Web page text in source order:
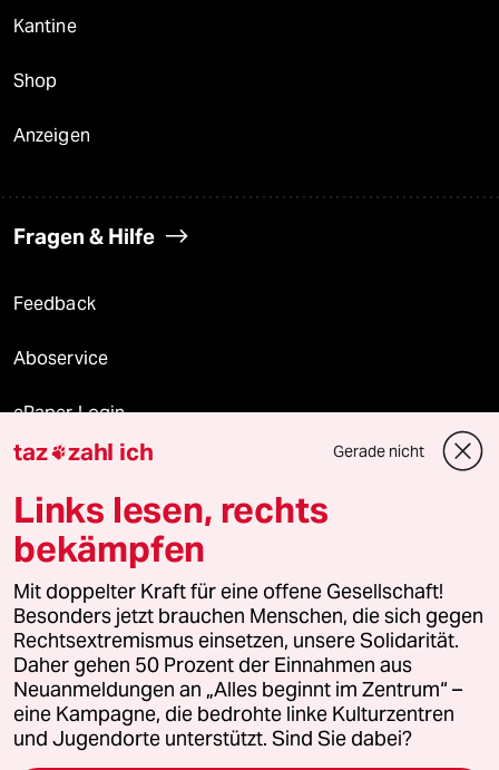
Kantine
Shop
Anzeigen
Fragen & Hilfe
Feedback
Aboservice
ePaper Login
Downloads für Abonnierende
© 2026 taz Verlags und Vertriebs GmbH
Alle Rechte vorbehalten. Bei rechtlichen Fragen oder für Genehmigungen
wenden Sie sich bitte an lizenzen@taz.de
Feedback Redaktionsstatut Kommune-Richtlinien
Leitlinie Informant Datenschutz Impressum AGB
taz zahl ich Gerade nicht
Links lesen, rechts
bekämpfen
Mit doppelter Kraft für eine offene Gesellschaft!
Besonders jetzt brauchen Menschen, die sich gegen
Rechtsextremismus einsetzen, unsere Solidarität.
Daher gehen 50 Prozent der Einnahmen aus
Neuanmeldungen an „Alles beginnt im Zentrum“ –
eine Kampagne, die bedrohte linke Kulturzentren
und Jugendorte unterstützt. Sind Sie dabei?